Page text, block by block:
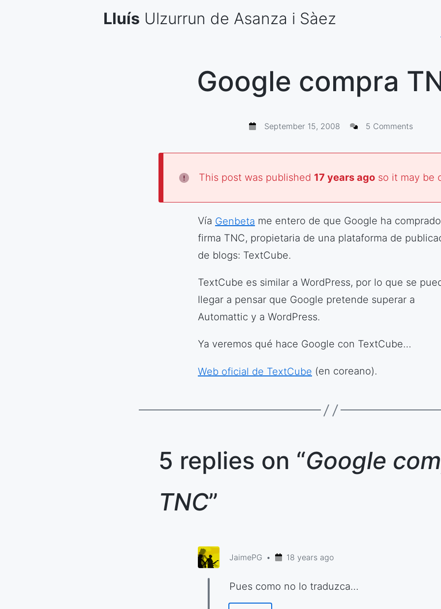
Lluís Ulzurrun de Asanza i Sàez
Google compra
September 15, 2008 5 Comments
This post was published 17 years ago so it may be
Vía Genbeta me entero de que Google ha
firma TNC, propietaria de una plataforma de
de blogs: TextCube.
TextCube es similar a WordPress, por lo que se
llegar a pensar que Google pretende superar a
Automattic y a WordPress.
Ya veremos qué hace Google con TextCube…
Web oficial de TextCube (en coreano).
5 replies on “Google
TNC”
JaimePG 18 years ago
Pues como no lo traduzca…